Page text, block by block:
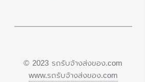
© 2023 รถรับจ้างส่งของ.com
www.รถรับจ้างส่งของ.com